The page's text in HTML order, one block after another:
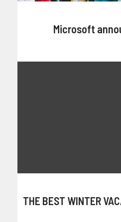
Microsoft
THE BEST WINTER